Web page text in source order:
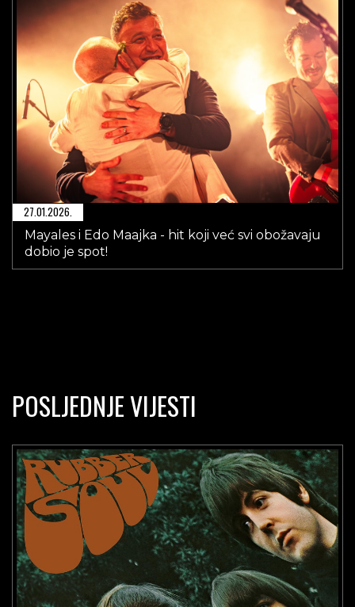
27.01.2026.
Mayales i Edo Maajka - hit koji već svi obožavaju
dobio je spot!
POSLJEDNJE VIJESTI